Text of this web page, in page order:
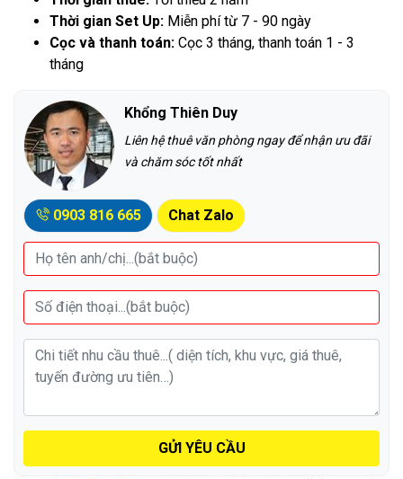
Thời gian Set Up: Miễn phí từ 7 - 90 ngày
Cọc và thanh toán: Cọc 3 tháng, thanh toán 1 - 3
tháng
Khổng Thiên Duy
Liên hệ thuê văn phòng ngay để nhận ưu đãi
và chăm sóc tốt nhất
0903 816 665 Chat Zalo
GỬI YÊU CẦU